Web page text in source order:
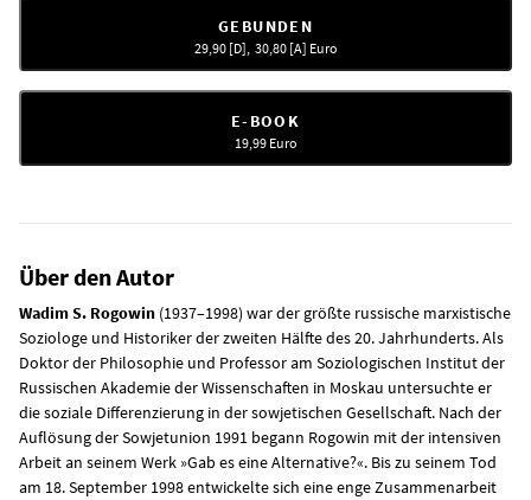
GEBUNDEN
29,90 [D], 30,80 [A] Euro
E-BOOK
19,99Euro
Über den Autor
Wadim S. Rogowin (1937–1998) war der größte russische marxistische
Soziologe und Historiker der zweiten Hälfte des 20. Jahrhunderts. Als
Doktor der Philosophie und Professor am Soziologischen Institut der
Russischen Akademie der Wissenschaften in Moskau untersuchte er
die soziale Differenzierung in der sowjetischen Gesellschaft. Nach der
Auflösung der Sowjetunion 1991 begann Rogowin mit der intensiven
Arbeit an seinem Werk »Gab es eine Alternative?«. Bis zu seinem Tod
am 18. September 1998 entwickelte sich eine enge Zusammenarbeit